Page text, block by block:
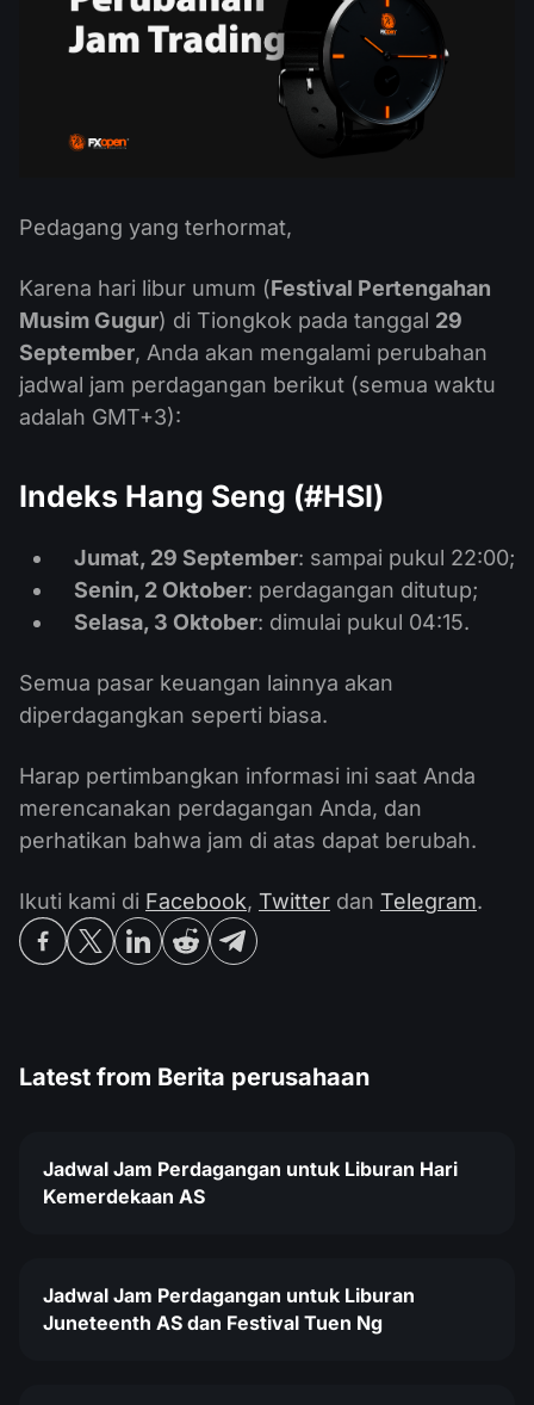
PAMM ECN
Kontes Forex
Kalender Dividen
Apa itu Trading ECN?
Apa itu Broker Forex?
Mengapa Kami?
Hubungi kami
Pedagang yang terhormat,
Karena hari libur umum (Festival Pertengahan
Musim Gugur) di Tiongkok pada tanggal 29
September, Anda akan mengalami perubahan
jadwal jam perdagangan berikut (semua waktu
adalah GMT+3):
Indeks Hang Seng (#HSI)
Jumat, 29 September: sampai pukul 22:00;
Senin, 2 Oktober: perdagangan ditutup;
Selasa, 3 Oktober: dimulai pukul 04:15.
Semua pasar keuangan lainnya akan
diperdagangkan seperti biasa.
Harap pertimbangkan informasi ini saat Anda
merencanakan perdagangan Anda, dan
perhatikan bahwa jam di atas dapat berubah.
Ikuti kami di Facebook, Twitter dan Telegram.
Latest from Berita perusahaan
Jadwal Jam Perdagangan untuk Liburan Hari
Kemerdekaan AS
Jadwal Jam Perdagangan untuk Liburan
Juneteenth AS dan Festival Tuen Ng